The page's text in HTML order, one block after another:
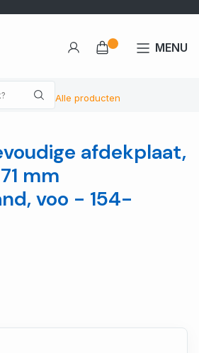
Alle producten
MENU
afdekplaat,
mm
voo - 154-